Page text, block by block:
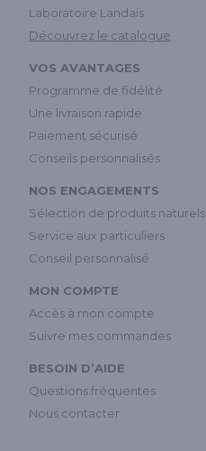
Laboratoire Landais
Découvrez le catalogue
VOS AVANTAGES
Programme de fidélité
Une livraison rapide
Paiement sécurisé
Conseils personnalisés
NOS ENGAGEMENTS
Sélection de produits naturels
Service aux particuliers
Conseil personnalisé
MON COMPTE
Accès à mon compte
Suivre mes commandes
BESOIN D’AIDE
Questions fréquentes
Nous contacter